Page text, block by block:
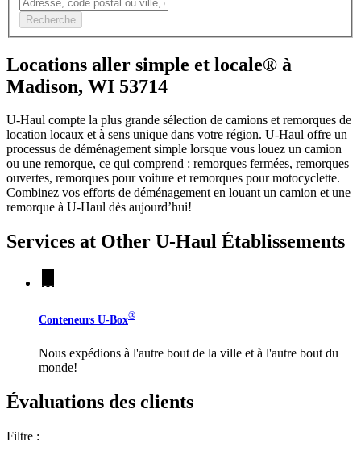
Recherche
Locations aller simple et locale® à
Madison, WI 53714
U-Haul compte la plus grande sélection de camions et remorques de
location locaux et à sens unique dans votre région. U-Haul offre un
processus de déménagement simple lorsque vous louez un camion
ou une remorque, ce qui comprend : remorques fermées, remorques
ouvertes, remorques pour voiture et remorques pour motocyclette.
Combinez vos efforts de déménagement en louant un camion et une
remorque à U-Haul dès aujourd’hui!
Services at Other U-Haul Établissements
Conteneurs U-Box®
Nous expédions à l'autre bout de la ville et à l'autre bout du
monde!
Évaluations des clients
Filtre :